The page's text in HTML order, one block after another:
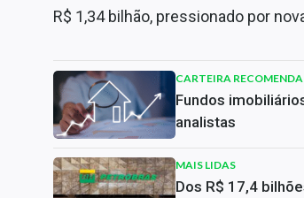
R$ 1,34 bilhão, pressionado por
CARTEIRA
Fundos
analistas
MAIS LIDAS
Dos R$ 17,4